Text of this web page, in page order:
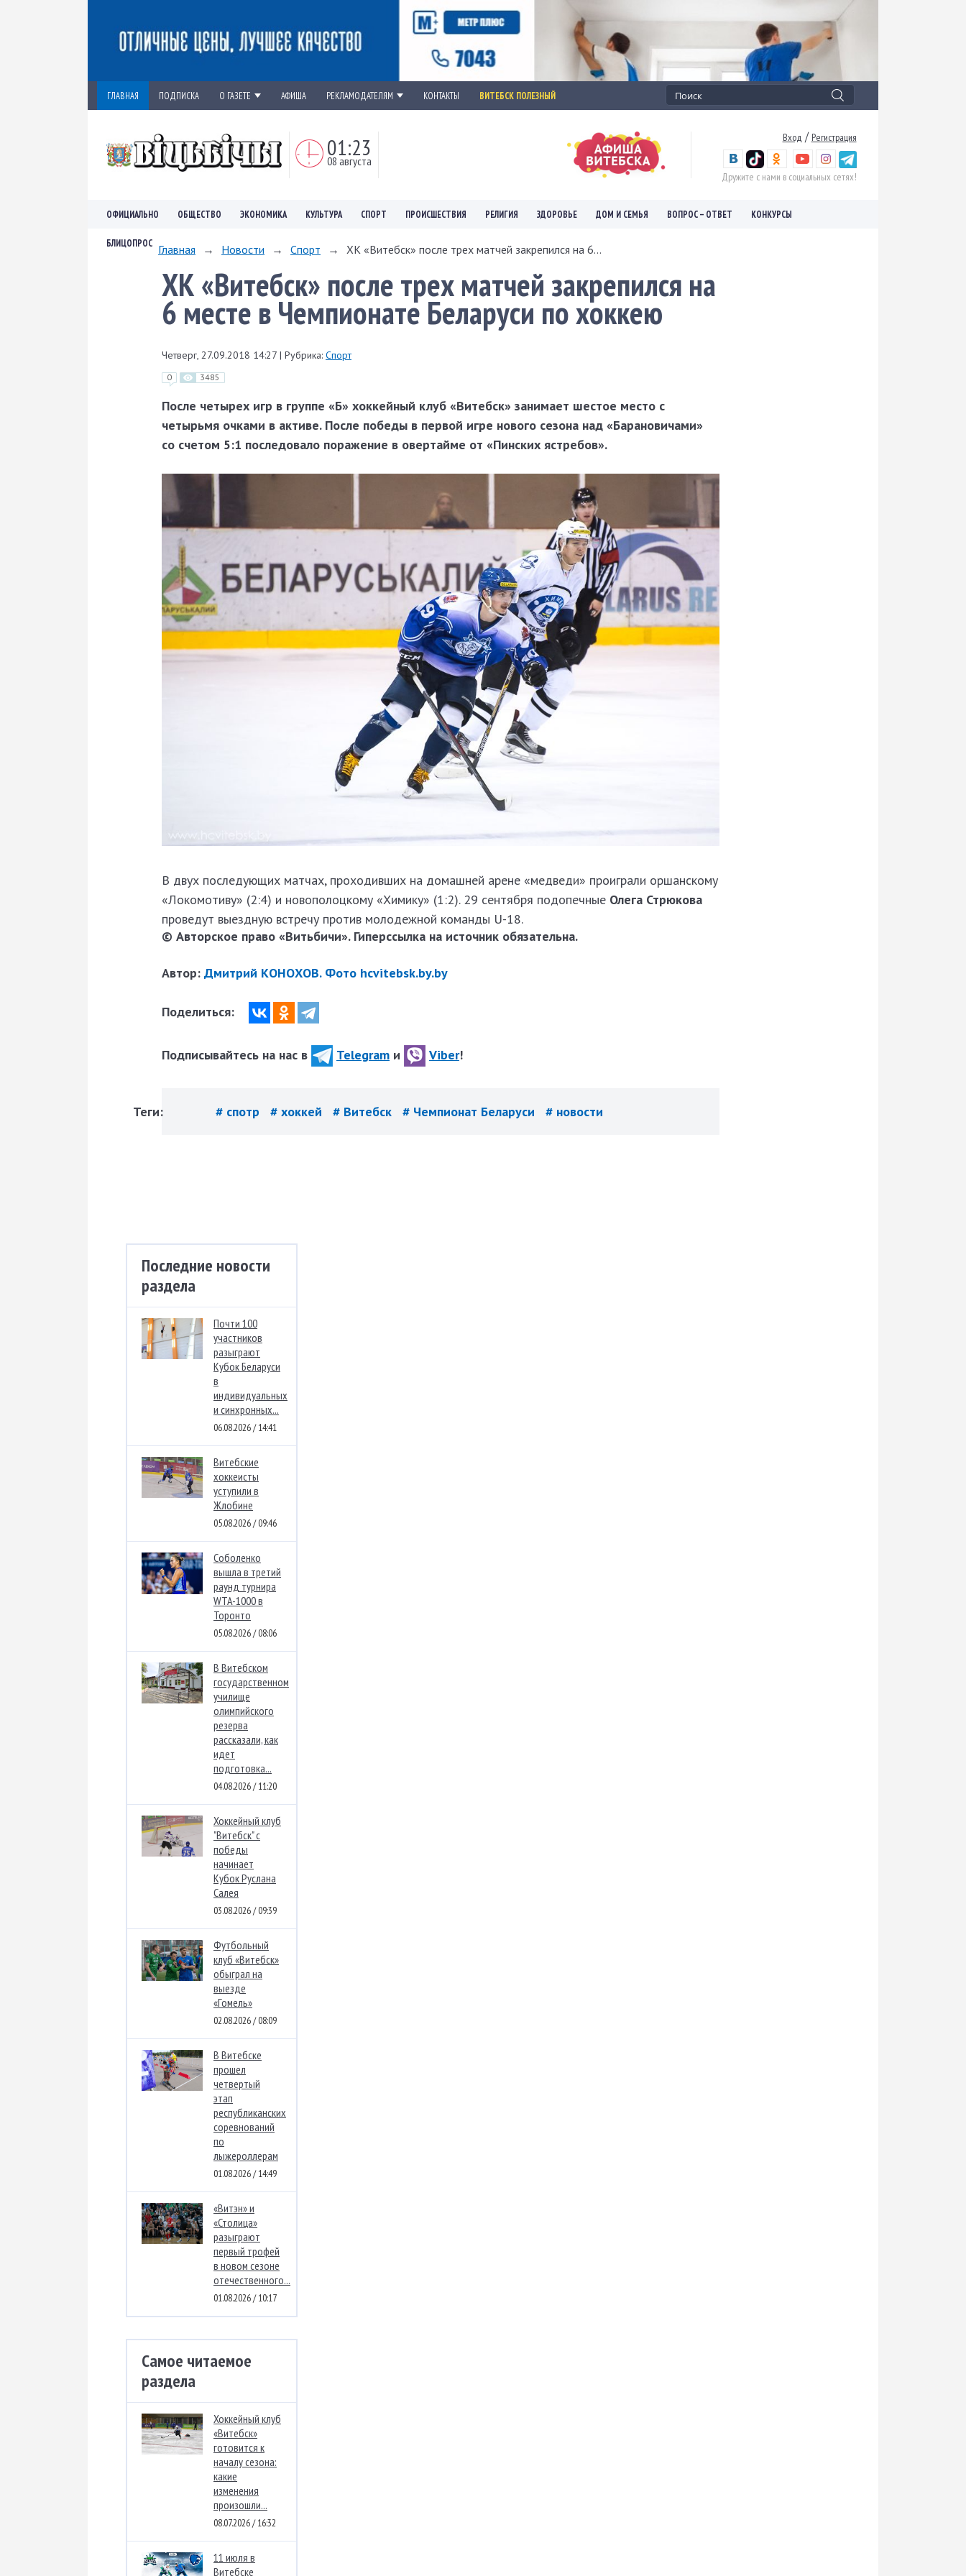
ГЛАВНАЯ ПОДПИСКА О ГАЗЕТЕ АФИША РЕКЛАМОДАТЕЛЯМ КОНТАКТЫ ВИТЕБСК ПОЛЕЗНЫЙ
01:23
08 августа
Вход / Регистрация
Дружите с нами в социальных сетях!
ОФИЦИАЛЬНО ОБЩЕСТВО ЭКОНОМИКА КУЛЬТУРА СПОРТ ПРОИСШЕСТВИЯ РЕЛИГИЯ ЗДОРОВЬЕ ДОМ И СЕМЬЯ ВОПРОС – ОТВЕТ КОНКУРСЫ
БЛИЦОПРОС Главная → Новости → Спорт → ХК «Витебск» после трех матчей закрепился на 6...
ХК «Витебск» после трех матчей закрепился на
6 месте в Чемпионате Беларуси по хоккею
Четверг, 27.09.2018 14:27 | Рубрика: Спорт
0 3485
После четырех игр в группе «Б» хоккейный клуб «Витебск» занимает шестое место с
четырьмя очками в активе. После победы в первой игре нового сезона над «Барановичами»
со счетом 5:1 последовало поражение в овертайме от «Пинских ястребов».
В двух последующих матчах, проходивших на домашней арене «медведи» проиграли оршанскому
«Локомотиву» (2:4) и новополоцкому «Химику» (1:2). 29 сентября подопечные Олега Стрюкова
проведут выездную встречу против молодежной команды U-18.
© Авторское право «Витьбичи». Гиперссылка на источник обязательна.
Автор: Дмитрий КОНОХОВ. Фото hcvitebsk.by.by
Поделиться:
Подписывайтесь на нас в Telegram и Viber!
Теги: # спотр # хоккей # Витебск # Чемпионат Беларуси # новости
Последние новости
раздела
Почти 100
участников
разыграют
Кубок Беларуси
в
индивидуальных
и синхронных...
06.08.2026 / 14:41
Витебские
хоккеисты
уступили в
Жлобине
05.08.2026 / 09:46
Соболенко
вышла в третий
раунд турнира
WTA-1000 в
Торонто
05.08.2026 / 08:06
В Витебском
государственном
училище
олимпийского
резерва
рассказали, как
идет
подготовка...
04.08.2026 / 11:20
Хоккейный клуб
"Витебск" с
победы
начинает
Кубок Руслана
Салея
03.08.2026 / 09:39
Футбольный
клуб «Витебск»
обыграл на
выезде
«Гомель»
02.08.2026 / 08:09
В Витебске
прошел
четвертый
этап
республиканских
соревнований
по
лыжероллерам
01.08.2026 / 14:49
«Витэн» и
«Столица»
разыграют
первый трофей
в новом сезоне
отечественного...
01.08.2026 / 10:17
Самое читаемое
раздела
Хоккейный клуб
«Витебск»
готовится к
началу сезона:
какие
изменения
произошли...
08.07.2026 / 16:32
11 июля в
Витебске